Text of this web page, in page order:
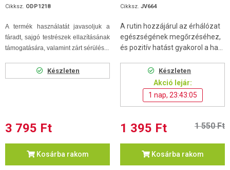
Cikksz. ODP1218
A termék használatát javasoljuk a
fáradt, sajgó testrészek ellazításának
támogatására, valamint zárt sérülés...
Készleten
3 795 Ft
Kosárba rakom
Cikksz. JV664
A rutin hozzájárul az érhálózat
egészségének megőrzéséhez,
és pozitív hatást gyakorol a ha...
Készleten
Akció lejár:
1 nap, 23:43:04
1 395 Ft 1 550 Ft
Kosárba rakom